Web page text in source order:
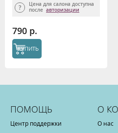
Цена для салона доступна
после авторизации
790 р.
КУПИТЬ
ПОМОЩЬ
Центр поддержки
О
О нас